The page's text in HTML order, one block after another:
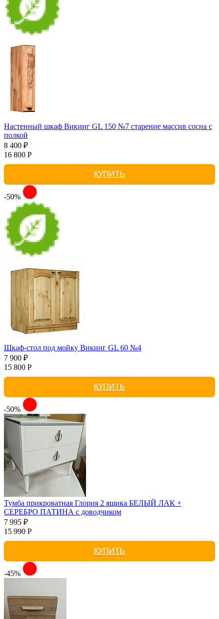
Настенный шкаф Викинг GL 150 №7 старение массив сосна с
полкой
8 400 ₽
16 800 Р
КУПИТЬ
-50%
Шкаф-стол под мойку Викинг GL 60 №4
7 900 ₽
15 800 Р
КУПИТЬ
-50%
Тумба прикроватная Глория 2 ящика БЕЛЫЙ ЛАК +
СЕРЕБРО ПАТИНА с доводчиком
7 995 ₽
15 990 Р
КУПИТЬ
-45%